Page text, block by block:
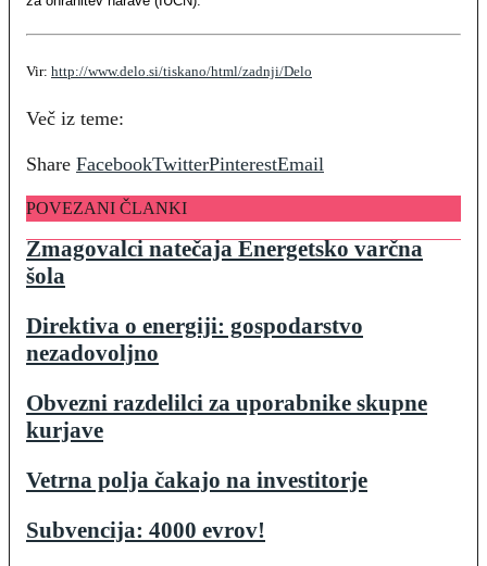
Vir: http://www.delo.si/tiskano/html/zadnji/Delo
Več iz teme:
Share FacebookTwitterPinterestEmail
POVEZANI ČLANKI
Zmagovalci natečaja Energetsko varčna
šola
Direktiva o energiji: gospodarstvo
nezadovoljno
Obvezni razdelilci za uporabnike skupne
kurjave
Vetrna polja čakajo na investitorje
Subvencija: 4000 evrov!